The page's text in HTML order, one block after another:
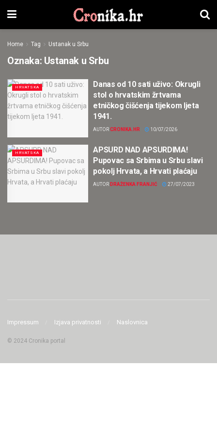
Home Tag Ustanak u Srbu
Oznaka: Ustanak u Srbu
HRVATSKA
Danas od 10 sati uživo: Okrugli
stol o hrvatskim žrtvama
etničkog čišćenja tijekom ljeta
1941.
AUTORCRONIKA.HR 10/07/2026
HRVATSKA
APSURD NAD APSURDIMA!
Pupovac sa Srbima u Srbu slavi
pokolj Hrvata, a Hrvati plaćaju
AUTOR DRAŽENKA FRANJIĆ 27/07/2023
Impressum Izjava privatnosti Naslovnica
© 2024 Cronika portal